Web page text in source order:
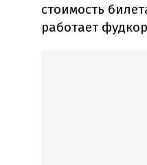
стоимость
работает